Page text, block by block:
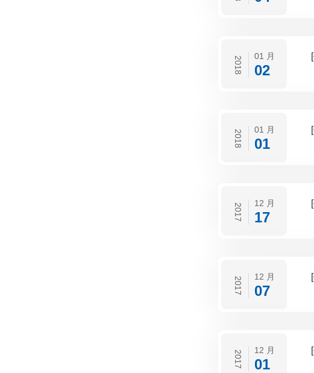
2018 01 月
02
2018 01 月
01
2017 12 月
17
2017 12 月
07
2017 12 月
01